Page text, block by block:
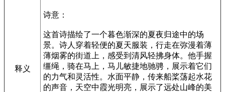
释义
诗意：
这首诗描绘了一个暮色渐深的夏夜归途中的场
景。诗人穿着轻便的夏天服装，行走在弥漫着薄
薄烟雾的街道上，感受到清风轻拂身体。他手握
缰绳，骑在马上，马儿敏捷地驰骋，展示着它们
的力气和灵活性。水面平静，传来船桨荡起水花
的声音，天空中霞光明亮，展示了远处山峰的美